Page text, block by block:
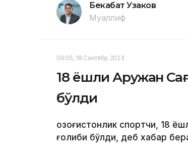
Бекабат Узаков
Муаллиф
09:05, 18 Сентябр 2023
18 ёшли Аружан
бўлди
Қозоғистонлик спортчи, 18
ғолиби бўлди, деб хабар